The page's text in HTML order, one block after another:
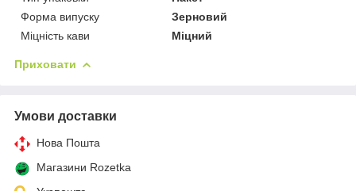
Форма випуску
Зерновий
Міцність кави
Міцний
Приховати
Умови доставки
Нова Пошта
Магазини Rozetka